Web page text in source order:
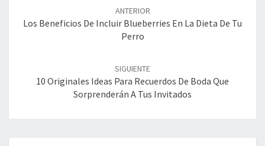
entradas
ANTERIOR
Los Beneficios De Incluir Blueberries En La Dieta De Tu
Perro
SIGUIENTE
10 Originales Ideas Para Recuerdos De Boda Que
Sorprenderán A Tus Invitados